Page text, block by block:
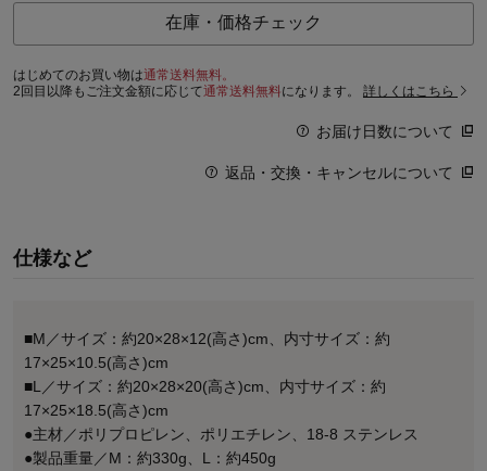
在庫・価格チェック
はじめてのお買い物は通常送料無料。
2回目以降もご注文金額に応じて通常送料無料になります。 詳しくはこちら
お届け日数について
返品・交換・キャンセルについて
仕様など
■M／サイズ：約20×28×12(高さ)cm、内寸サイズ：約
17×25×10.5(高さ)cm
■L／サイズ：約20×28×20(高さ)cm、内寸サイズ：約
17×25×18.5(高さ)cm
●主材／ポリプロピレン、ポリエチレン、18-8 ステンレス
●製品重量／M：約330g、L：約450g